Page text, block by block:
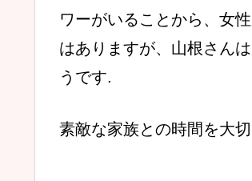
ワーがいることから、女
はありますが、山根さん
うです.
素敵な家族との時間を大